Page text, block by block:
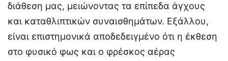
διάθεση μας, μειώνοντας τα επίπεδα άγχους
και καταθλιπτικών συναισθημάτων. Εξάλλου,
είναι επιστημονικά αποδεδειγμένο ότι η έκθεση
στο φυσικό φως και ο φρέσκος αέρας